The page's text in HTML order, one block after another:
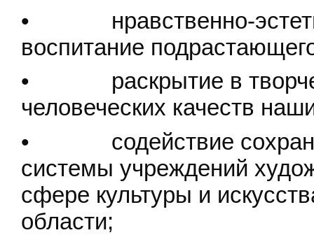
• нравственно-
воспитание
• раскрытие в
человеческих качеств
• содействие
системы учреждений
сфере культуры и
области;